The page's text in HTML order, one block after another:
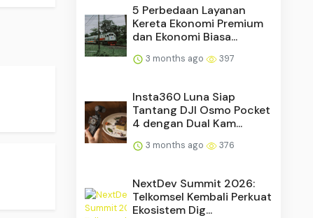
5 Perbedaan Layanan
Kereta Ekonomi Premium
dan Ekonomi Biasa...
3 months ago 397
Insta360 Luna Siap
Tantang DJI Osmo Pocket
4 dengan Dual Kam...
3 months ago 376
NextDev Summit 2026:
Telkomsel Kembali Perkuat
Ekosistem Dig...